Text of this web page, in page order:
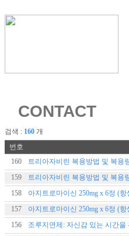
CONTACT
검색 : 160 개
번호
160
트리아자비린 복용방법 및 복용
159
트리아자비린 복용방법 및 복용
158
아지트로마이신 250mg x 6정 (
157
아지트로마이신 250mg x 6정 (
156
조루지연제: 자신감 있는 시간을